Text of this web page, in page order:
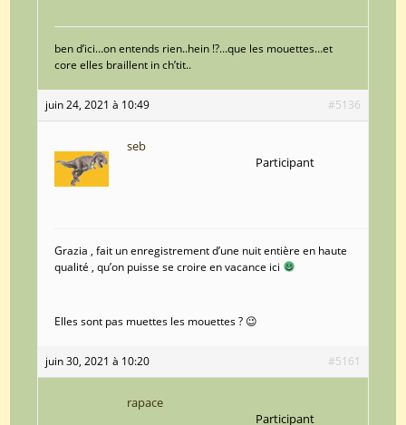
ben d’ici…on entends rien..hein !?…que les mouettes…et
core elles braillent in ch’tit..
juin 24, 2021 à 10:49 #5136
seb
Participant
Grazia , fait un enregistrement d’une nuit entière en haute
qualité , qu’on puisse se croire en vacance ici
Elles sont pas muettes les mouettes ? 😉
juin 30, 2021 à 10:20 #5161
rapace
Participant